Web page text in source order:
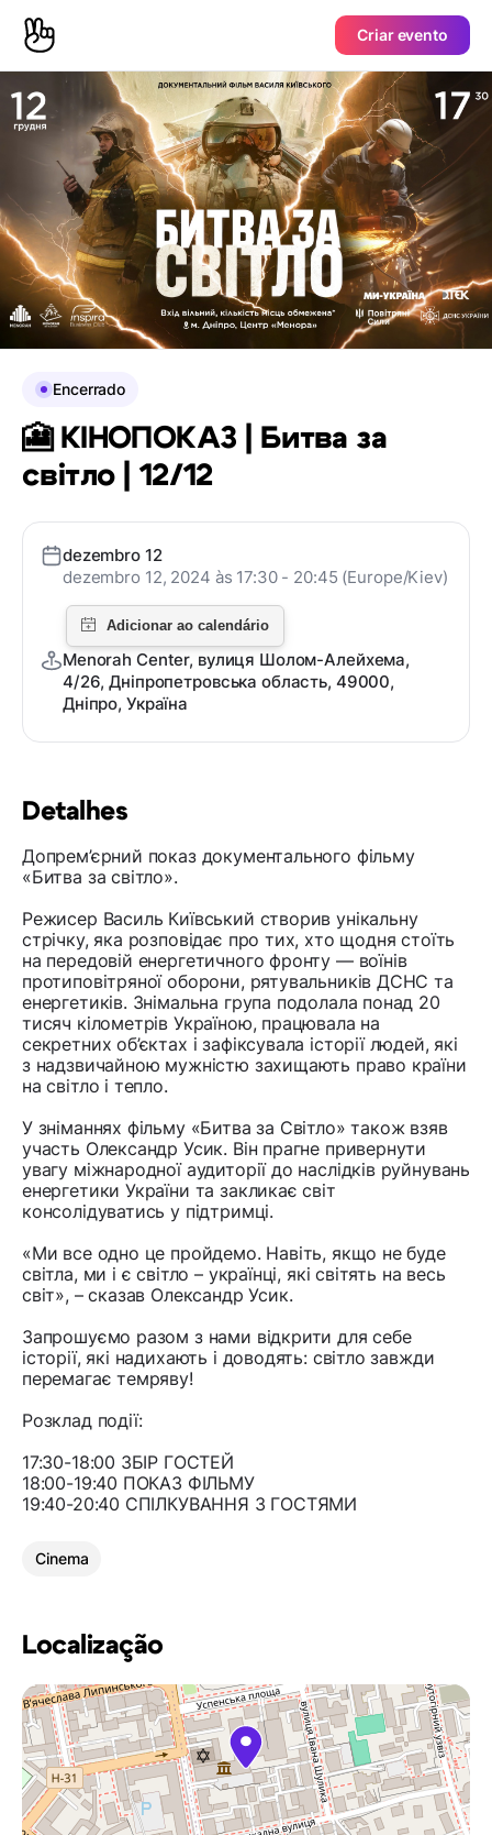
Criar evento
Detalhes
Допрем’єрний показ документального фільму
«Битва за світло».
Режисер Василь Київський створив унікальну
стрічку, яка розповідає про тих, хто щодня стоїть
на передовій енергетичного фронту — воїнів
протиповітряної оборони, рятувальників ДСНС та
енергетиків. Знімальна група подолала понад 20
тисяч кілометрів Україною, працювала на
секретних об’єктах і зафіксувала історії людей, які
з надзвичайною мужністю захищають право країни
на світло і тепло.
У зніманнях фільму «Битва за Світло» також взяв
участь Олександр Усик. Він прагне привернути
увагу міжнародної аудиторії до наслідків руйнувань
енергетики України та закликає світ
консолідуватись у підтримці.
«Ми все одно це пройдемо. Навіть, якщо не буде
світла, ми і є світло – українці, які світять на весь
світ», – сказав Олександр Усик.
Запрошуємо разом з нами відкрити для себе
історії, які надихають і доводять: світло завжди
перемагає темряву!
Розклад події:
17:30-18:00 ЗБІР ГОСТЕЙ
18:00-19:40 ПОКАЗ ФІЛЬМУ
19:40-20:40 СПІЛКУВАННЯ З ГОСТЯМИ
Cinema
Localização
Encerrado
🎦 КІНОПОКАЗ | Битва за
світло | 12/12
dezembro 12
dezembro 12, 2024 às 17:30 - 20:45 (Europe/Kiev)
Menorah Center, вулиця Шолом-Алейхема,
4/26, Дніпропетровська область, 49000,
Дніпро, Україна